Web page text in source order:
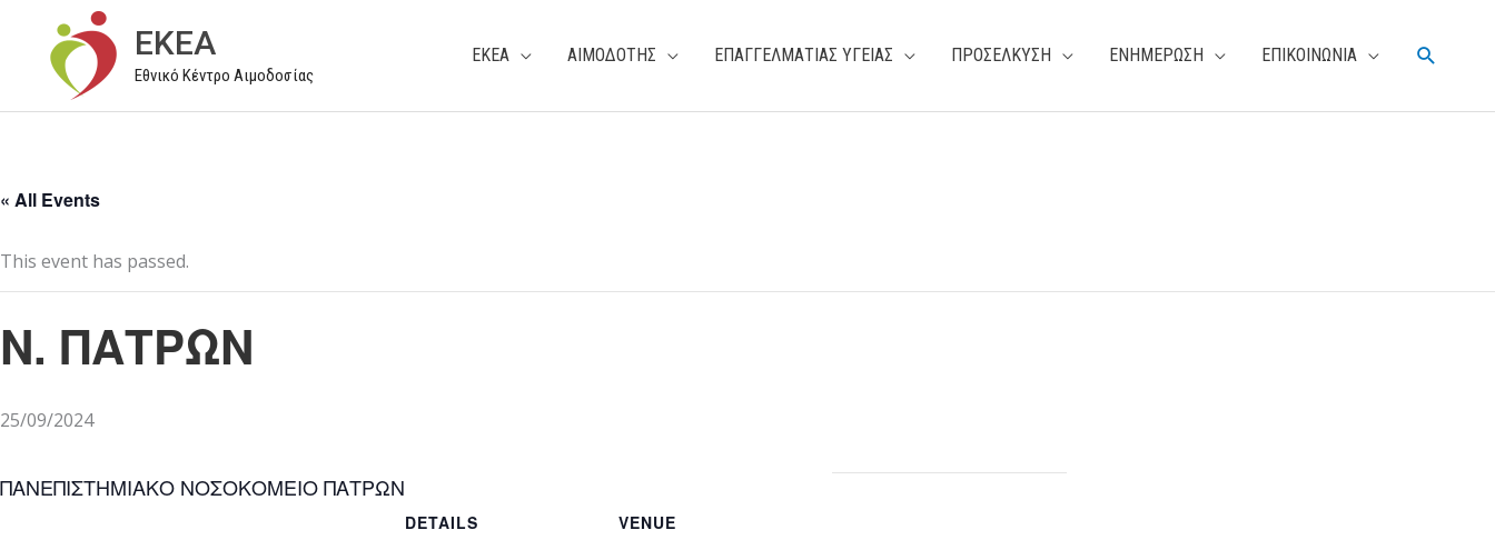
περιεχόμενο
EKEA
Εθνικό Κέντρο Αιμοδοσίας
ΕΚΕΑ ΑΙΜΟΔΟΤΗΣ ΕΠΑΓΓΕΛΜΑΤΙΑΣ ΥΓΕΙΑΣ ΠΡΟΣΕΛΚΥΣΗ ΕΝΗΜΕΡΩΣΗ ΕΠΙΚΟΙΝΩΝΙΑ
« All Events
This event has passed.
Ν. ΠΑΤΡΩΝ
25/09/2024
ΠΑΝΕΠΙΣΤΗΜΙΑΚΟ ΝΟΣΟΚΟΜΕΙΟ ΠΑΤΡΩΝ
DETAILS
VENUE